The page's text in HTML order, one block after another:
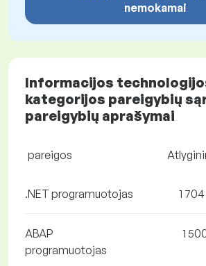
nemokamai
Informacijos
kategorijos pareigybių
pareigybių aprašymai
pareigos
.NET programuotojas 1
ABAP
programuotojas
1